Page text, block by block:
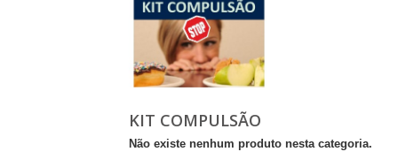
KIT COMPULSÃO
Não existe nenhum produto nesta categoria.